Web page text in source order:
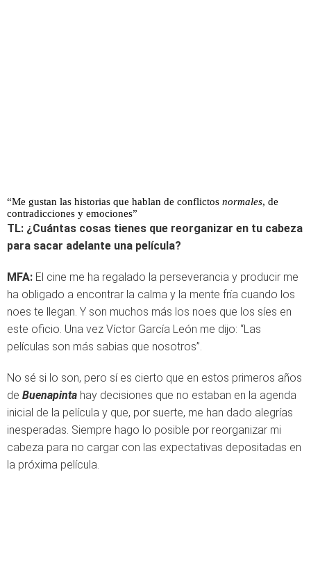
“Me gustan las historias que hablan de conflictos normales, de
contradicciones y emociones”
TL: ¿Cuántas cosas tienes que reorganizar en tu cabeza
para sacar adelante una película?
MFA: El cine me ha regalado la perseverancia y producir me
ha obligado a encontrar la calma y la mente fría cuando los
noes te llegan. Y son muchos más los noes que los síes en
este oficio. Una vez Víctor García León me dijo: “Las
películas son más sabias que nosotros”.
No sé si lo son, pero sí es cierto que en estos primeros años
de Buenapinta hay decisiones que no estaban en la agenda
inicial de la película y que, por suerte, me han dado alegrías
inesperadas. Siempre hago lo posible por reorganizar mi
cabeza para no cargar con las expectativas depositadas en
la próxima película.